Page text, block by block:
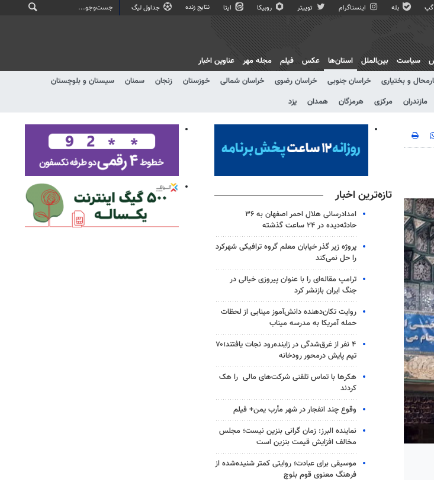
گپ بله اینستاگرام توییتر روبیکا ایتا نتایج زنده جداول لیگ
سیاست بین‌الملل
استان‌ها
و بختیاری خراسان جنوبی خراسان رضوی خراسان شمالی خوزستان زنجان سمنان
سیستان و بلوچستان
مازندران مرکزی هرمزگان همدان یزد
عکس فیلم مجله مهر عناوین اخبار
تازه‌ترین اخبار
امدادرسانی هلال احمر اصفهان به ۳۶
حادثه‌دیده در ۲۴ ساعت گذشته
پروژه زیر گذر خیابان معلم گروه ترافیکی شهرکرد
را حل نمی‌کند
ترامپ مقاله‌ای را با عنوان پیروزی خیالی در
جنگ ایران بازنشر کرد
روایت تکان‌دهنده دانش‌آموز مینابی از لحظات
حمله آمریکا به مدرسه میناب
۴ نفر از غرق‌شدگی در زاینده‌رود نجات یافتند؛۷۰
تیم پایش درمحور رودخانه
هکرها با تماس تلفنی شرکت‌های مالی را هک
کردند
وقوع چند انفجار در شهر مأرب یمن+ فیلم
نماینده البرز: زمان گرانی بنزین نیست؛ مجلس
مخالف افزایش قیمت بنزین است
موسیقی برای عبادت؛ روایتی کمتر شنیده‌شده از
فرهنگ معنوی قوم بلوچ